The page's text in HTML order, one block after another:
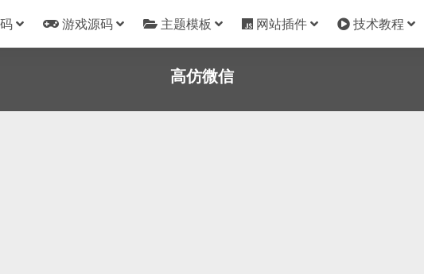
游戏源码 主题模板 网站插件 技术教程
高仿微信